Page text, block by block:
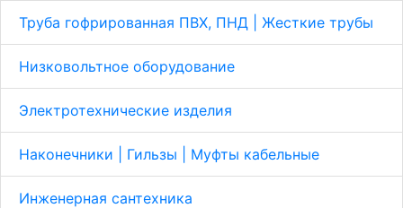
Труба гофрированная ПВХ, ПНД | Жесткие трубы
Низковольтное оборудование
Электротехнические изделия
Наконечники | Гильзы | Муфты кабельные
Инженерная сантехника